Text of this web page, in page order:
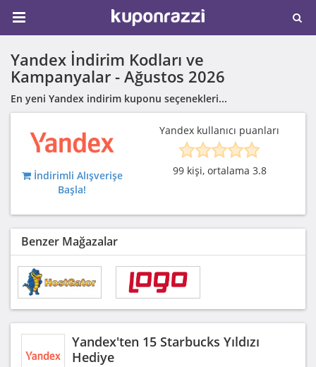
Yandex İndirim Kodları ve
Kampanyalar - Ağustos 2026
En yeni Yandex indirim kuponu seçenekleri...
İndirimli Alışverişe
Başla!
Yandex kullanıcı puanları
99 kişi, ortalama 3.8
Benzer Mağazalar
Yandex'ten 15 Starbucks Yıldızı
Hediye